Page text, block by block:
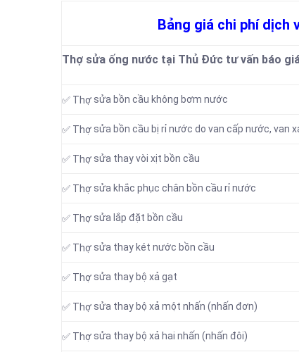
Bảng giá chi phí dịch
Thợ sửa ống nước tại Thủ Đức tư vấn báo
✅ Thợ sửa bồn cầu không bơm nước
✅ Thợ sửa bồn cầu bị rỉ nước do van cấp nước, van
✅ Thợ sửa thay vòi xịt bồn cầu
✅ Thợ sửa khắc phục chân bồn cầu rỉ nước
✅ Thợ sửa lắp đặt bồn cầu
✅ Thợ sửa thay két nước bồn cầu
✅ Thợ sửa thay bộ xả gạt
✅ Thợ sửa thay bộ xả một nhấn (nhấn đơn)
✅ Thợ sửa thay bộ xả hai nhấn (nhấn đôi)